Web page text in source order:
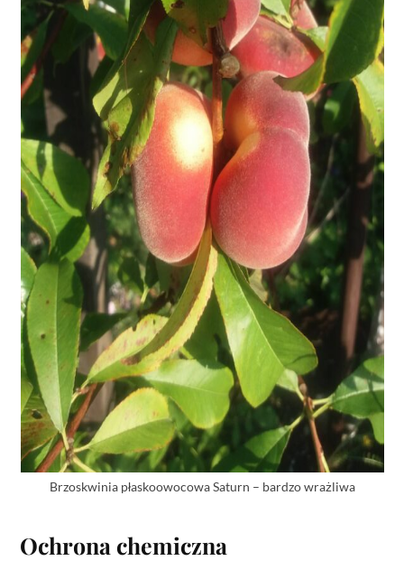
Brzoskwinia płaskoowocowa Saturn – bardzo wrażliwa
Ochrona chemiczna